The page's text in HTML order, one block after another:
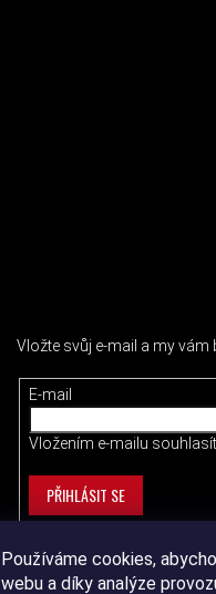
Používáme cookies,
webu a díky analýze
Vložte svůj e-mail a my
E-mail
Vložením e-mailu
PŘIHLÁSIT SE